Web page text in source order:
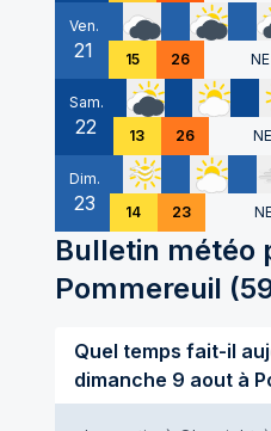
Ven.
21 15 26 NE
Sam.
22 13 26 NE
Dim.
23 14 23
Bulletin météo
Pommereuil (
Quel temps fait-il
dimanche 9